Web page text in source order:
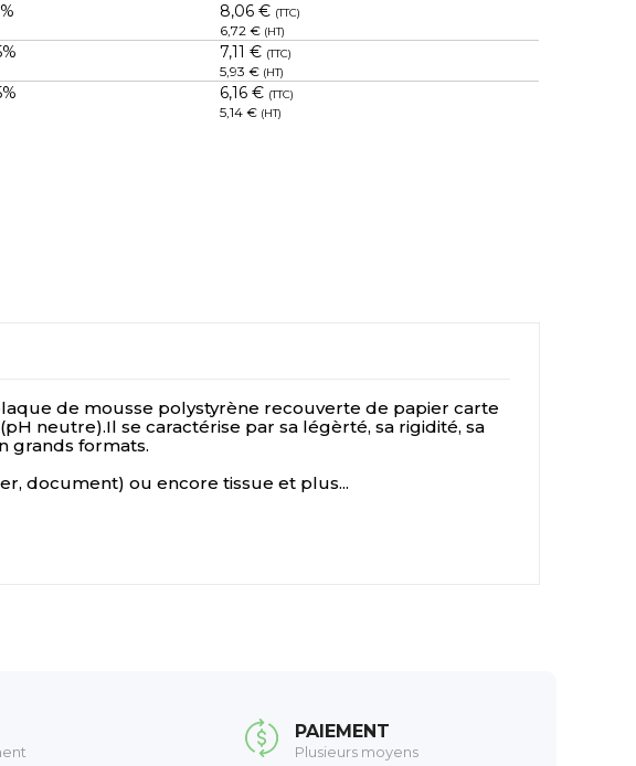
8,06 € (TTC)
6,72 € (HT)
7,11 € (TTC)
5,93 € (HT)
6,16 € (TTC)
5,14 € (HT)
de mousse polystyrène recouverte de papier carte
neutre).Il se caractérise par sa légèrté, sa rigidité, sa
grands formats.
document) ou encore tissue et plus...
PAIEMENT
Plusieurs moyens